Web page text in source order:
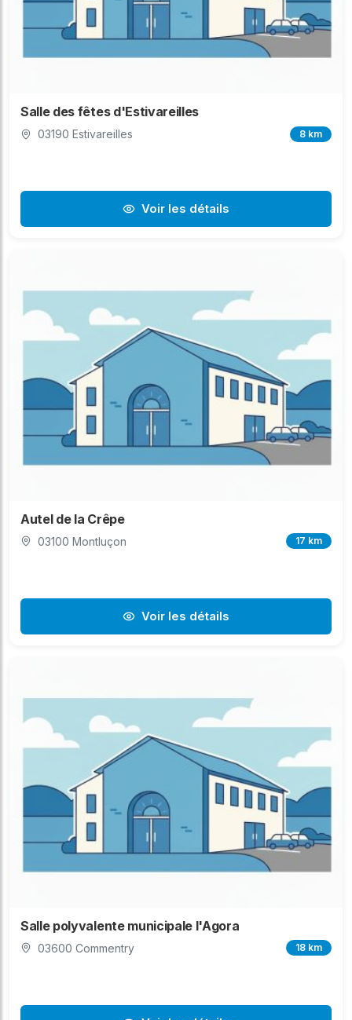
Salle des fêtes d'Estivareilles
03190 Estivareilles 8 km
Voir les détails
Autel de la Crêpe
03100 Montluçon 17 km
Voir les détails
Salle polyvalente municipale l'Agora
03600 Commentry 18 km